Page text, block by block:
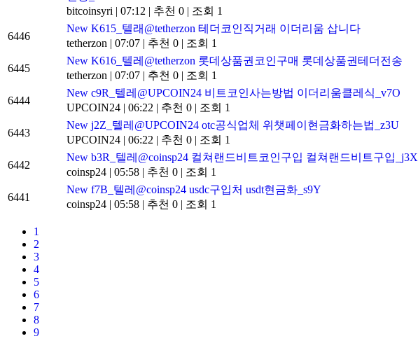
bitcoinsyri | 07:12 | 추천 0 | 조회 1
6446
New K615_텔래@tetherzon 테더코인직거래 이더리움 삽니다
tetherzon | 07:07 | 추천 0 | 조회 1
6445
New K616_텔레@tetherzon 롯데상품권코인구매 롯데상품권테더전송
tetherzon | 07:07 | 추천 0 | 조회 1
6444
New c9R_텔레@UPCOIN24 비트코인사는방법 이더리움클레식_v7O
UPCOIN24 | 06:22 | 추천 0 | 조회 1
6443
New j2Z_텔레@UPCOIN24 otc공식업체 위챗페이현금화하는법_z3U
UPCOIN24 | 06:22 | 추천 0 | 조회 1
6442
New b3R_텔레@coinsp24 컬쳐랜드비트코인구입 컬쳐랜드비트구입_j3X
coinsp24 | 05:58 | 추천 0 | 조회 1
6441
New f7B_텔레@coinsp24 usdc구입처 usdt현금화_s9Y
coinsp24 | 05:58 | 추천 0 | 조회 1
1
2
3
4
5
6
7
8
9